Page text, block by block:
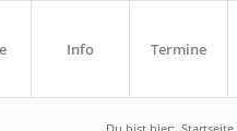
Info Termine